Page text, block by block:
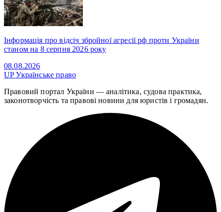
Інформація про відсіч збройної агресії рф проти України
станом на 8 серпня 2026 року
08.08.2026
UPУкраїнське право
Правовий портал України — аналітика, судова практика,
законотворчість та правові новини для юристів і громадян.